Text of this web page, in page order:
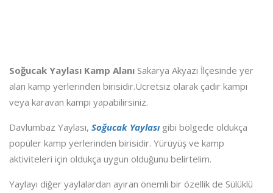
Soğucak Yaylası Kamp Alanı Sakarya Akyazı İlçesinde yer
alan kamp yerlerinden birisidir.Ücretsiz olarak çadır kampı
veya karavan kampı yapabilirsiniz.
Davlumbaz Yaylası, Soğucak Yaylası gibi bölgede oldukça
popüler kamp yerlerinden birisidir. Yürüyüş ve kamp
aktiviteleri için oldukça uygun olduğunu belirtelim.
Yaylayı diğer yaylalardan ayıran önemli bir özellik de Sülüklü